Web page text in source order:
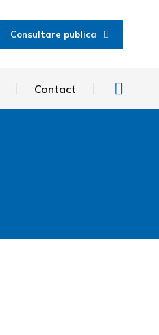
Consultare publica
Contact